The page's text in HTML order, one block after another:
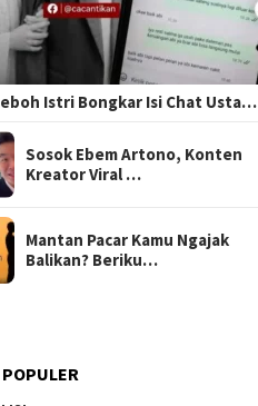
Istri Bongkar Isi Chat Usta…
Sosok Ebem Artono, Konten
Kreator Viral …
Mantan Pacar Kamu Ngajak
Balikan? Beriku…